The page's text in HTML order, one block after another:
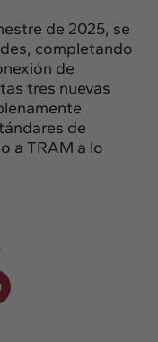
de 2025, se
completando
de
tres nuevas
de
a TRAM a lo